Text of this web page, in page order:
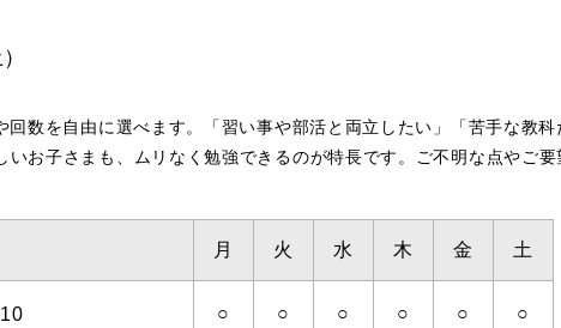
数を自由に選べます。「習い事や部活と両立したい」「苦手な教
お子さまも、ムリなく勉強できるのが特長です。ご不明な点やご
月 火 水 木 金 土
○ ○ ○ ○ ○ ○